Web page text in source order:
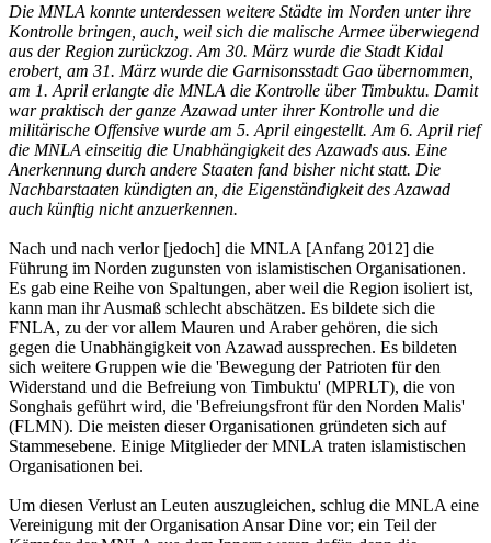
Die MNLA konnte unterdessen weitere Städte im Norden unter ihre
Kontrolle bringen, auch, weil sich die malische Armee überwiegend
aus der Region zurückzog. Am 30. März wurde die Stadt Kidal
erobert, am 31. März wurde die Garnisonsstadt Gao übernommen,
am 1. April erlangte die MNLA die Kontrolle über Timbuktu. Damit
war praktisch der ganze Azawad unter ihrer Kontrolle und die
militärische Offensive wurde am 5. April eingestellt. Am 6. April rief
die MNLA einseitig die Unabhängigkeit des Azawads aus. Eine
Anerkennung durch andere Staaten fand bisher nicht statt. Die
Nachbarstaaten kündigten an, die Eigenständigkeit des Azawad
auch künftig nicht anzuerkennen.
Nach und nach verlor [jedoch] die MNLA [Anfang 2012] die
Führung im Norden zugunsten von islamistischen Organisationen.
Es gab eine Reihe von Spaltungen, aber weil die Region isoliert ist,
kann man ihr Ausmaß schlecht abschätzen. Es bildete sich die
FNLA, zu der vor allem Mauren und Araber gehören, die sich
gegen die Unabhängigkeit von Azawad aussprechen. Es bildeten
sich weitere Gruppen wie die 'Bewegung der Patrioten für den
Widerstand und die Befreiung von Timbuktu' (MPRLT), die von
Songhais geführt wird, die 'Befreiungsfront für den Norden Malis'
(FLMN). Die meisten dieser Organisationen gründeten sich auf
Stammesebene. Einige Mitglieder der MNLA traten islamistischen
Organisationen bei.
Um diesen Verlust an Leuten auszugleichen, schlug die MNLA eine
Vereinigung mit der Organisation Ansar Dine vor; ein Teil der